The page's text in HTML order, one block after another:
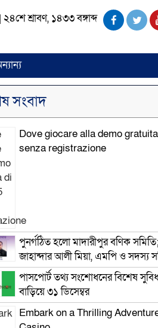
২৪শে শ্রাবণ, ১৪৩৩ বঙ্গাব্দ
সংবাদ
Dove giocare alla demo
senza registrazione
পুনর্গঠিত হলো মাদারীপুর বণিক
জাহান্দার আলী মিয়া, এমপি ও সদস্য
পাসপোর্ট তথ্য সংশোধনের বিশেষ
বাড়িয়ে ৩১ ডিসেম্বর
Embark on a Thrilling